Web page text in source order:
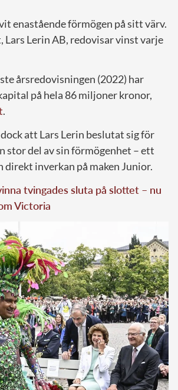
enastående förmögen på sitt värv.
Lars Lerin AB, redovisar vinst varje
årsredovisningen (2022) har
på hela 86 miljoner kronor,
.
att Lars Lerin beslutat sig för
stor del av sin förmögenhet – ett
direkt inverkan på maken Junior.
tvingades sluta på slottet – nu
Victoria